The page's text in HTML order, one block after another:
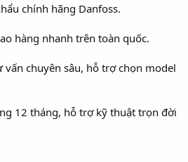
chính hãng Danfoss.
hàng nhanh trên toàn quốc.
chuyên sâu, hỗ trợ chọn model
12 tháng, hỗ trợ kỹ thuật trọn đời